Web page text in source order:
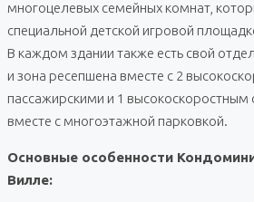
многоцелевых семейных комнат,
специальной детской игровой
В каждом здании также есть свой
и зона ресепшена вместе с 2
пассажирскими и 1
вместе с многоэтажной парковкой.
Основные особенности
Вилле: